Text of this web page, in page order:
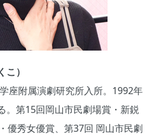
）
座附属演劇研究所入所。1992年
。第15回岡山市民劇場賞・新鋭
優秀女優賞、第37回 岡山市民劇